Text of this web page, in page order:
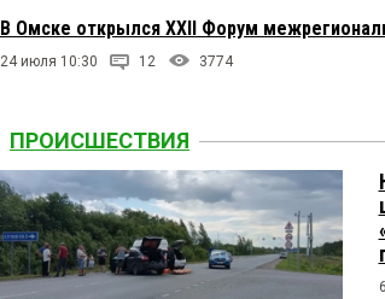
В Омске открылся XXII Форум
24 июля 10:30 12 3774
ПРОИСШЕСТВИЯ